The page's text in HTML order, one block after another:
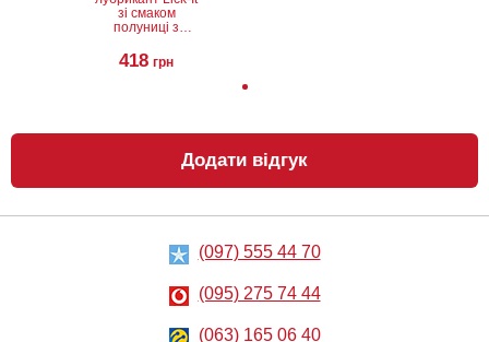
Вібратор Baile
Waves Of
Vibe
грн
Вібратор Scala
Rubber pink
689
зі смаком
полуниці з
50 мл
418 грн
Додати відгук
(097) 555 44 70
(095) 275 74 44
(063) 165 06 40